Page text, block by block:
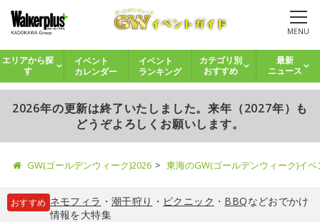
MENU
エリアから探
す
イベント
カレンダー
イベント
ランキング
カテゴリ別
おすすめ
最新
ニュース
2026年の更新は終了いたしました。来年（2027年）も
どうぞよろしくお願いします。
GW(ゴールデンウィーク)2026 東海のGW(ゴールデンウィーク)イ
おすすめ ネモフィラ ・ 潮干狩り ・ ピクニック ・ BBQなどおでかけ
情報を大特集